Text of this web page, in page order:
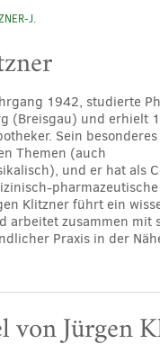
J.
1942, studierte
(Breisgau) und erhielt
Sein
Themen (auch
und er hat als
Klitzner führt ein
arbeitet zusammen mit
Praxis in der
von Jürgen